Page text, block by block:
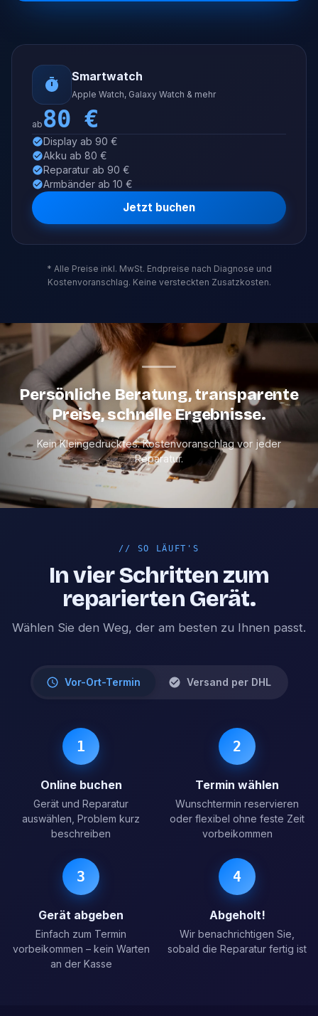
Smartwatch
Apple Watch, Galaxy Watch & mehr
ab 80 €
Display ab 90 €
Akku ab 80 €
Reparatur ab 90 €
Armbänder ab 10 €
Jetzt buchen
* Alle Preise inkl. MwSt. Endpreise nach Diagnose und
Kostenvoranschlag. Keine versteckten Zusatzkosten.
Persönliche Beratung, transparente
Preise, schnelle Ergebnisse.
Kein Kleingedrucktes. Kostenvoranschlag vor jeder
Reparatur.
// SO LÄUFT'S
In vier Schritten zum
reparierten Gerät.
Wählen Sie den Weg, der am besten zu Ihnen passt.
Vor-Ort-Termin Versand per DHL
1
Online buchen
Gerät und Reparatur
auswählen, Problem kurz
beschreiben
2
Termin wählen
Wunschtermin reservieren
oder flexibel ohne feste Zeit
vorbeikommen
3
Gerät abgeben
Einfach zum Termin
vorbeikommen – kein Warten
an der Kasse
4
Abgeholt!
Wir benachrichtigen Sie,
sobald die Reparatur fertig ist